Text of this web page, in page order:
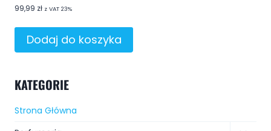
99,99 zł z VAT 23%
Dodaj do koszyka
KATEGORIE
Strona Główna